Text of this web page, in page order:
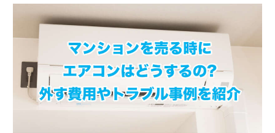
アンケート調査概要
不動産売却体験談
執筆・監修者
おすすめ記事
Youtube解説記事